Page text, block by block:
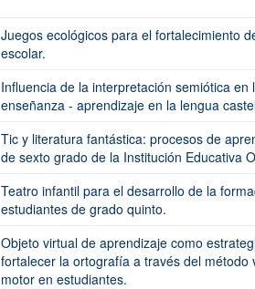
Juegos ecológicos para el fortalecimiento
escolar.
Influencia de la interpretación semiótica en
enseñanza - aprendizaje en la lengua
Tic y literatura fantástica: procesos de
de sexto grado de la Institución Educativa
Teatro infantil para el desarrollo de la
estudiantes de grado quinto.
Objeto virtual de aprendizaje como
fortalecer la ortografía a través del método
motor en estudiantes.